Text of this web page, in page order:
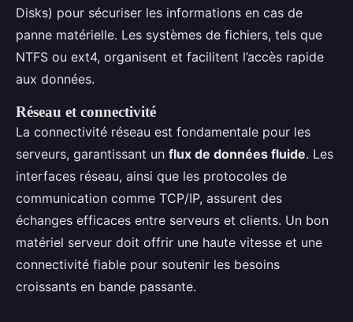
Disks) pour sécuriser les informations en cas de
panne matérielle. Les systèmes de fichiers, tels que
NTFS ou ext4, organisent et facilitent l’accès rapide
aux données.
Réseau et connectivité
La connectivité réseau est fondamentale pour les
serveurs, garantissant un flux de données fluide. Les
interfaces réseau, ainsi que les protocoles de
communication comme TCP/IP, assurent des
échanges efficaces entre serveurs et clients. Un bon
matériel serveur doit offrir une haute vitesse et une
connectivité fiable pour soutenir les besoins
croissants en bande passante.